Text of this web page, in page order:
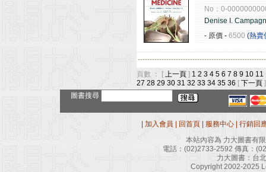
No：0-
Denise I.
- 原價 - 6500 (熱賣
頁數 ： [ 上一頁 ] 1 2 3 4 5 6 7 8 9 10 11
27 28 29 30 31 32 33 34 35 36 [ 下一頁 ]
圖書搜尋
加入會員 回首頁 服務中心
行銷回
本站內容為 力大圖書有
電話： (02)2733-2592 傳真：
力大圖書：台
Copyright 2002-2025